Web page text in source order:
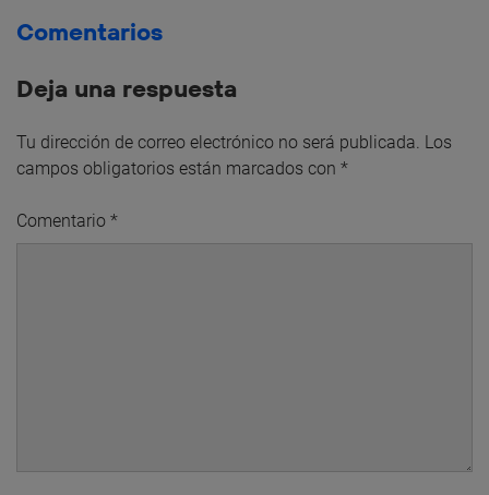
Comentarios
Deja una respuesta
Tu dirección de correo electrónico no será publicada. Los
campos obligatorios están marcados con *
Comentario *